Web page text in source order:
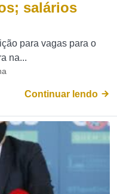
salários
para vagas para o
na...
Continuar lendo